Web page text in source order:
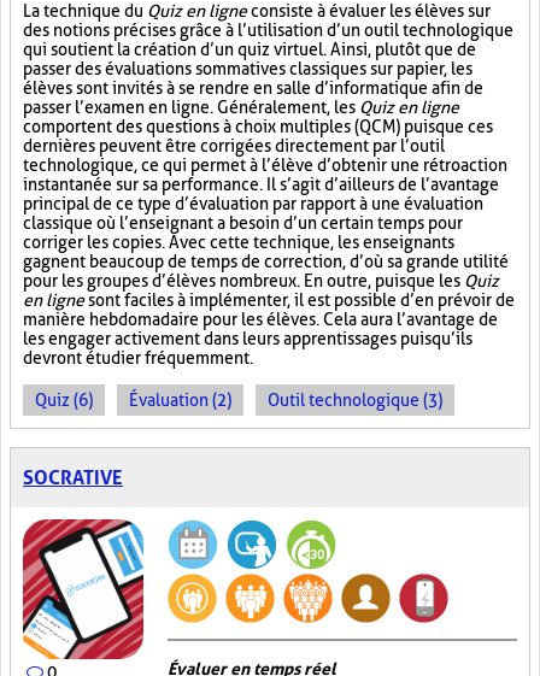
La technique du Quiz en ligneconsiste à évaluer les élèves sur
des notions précises grâce à l’utilisation d’un outil technologique
qui soutient la création d’un quiz virtuel. Ainsi, plutôt que de
passer des évaluations sommatives classiques sur papier, les
élèves sont invités à se rendre en salle d’informatique afin de
passer l’examen en ligne. Généralement, les Quiz en ligne
comportent des questions à choix multiples (QCM) puisque ces
dernières peuvent être corrigées directement par l’outil
technologique, ce qui permet à l’élève d’obtenir une rétroaction
instantanée sur sa performance. Il s’agit d’ailleurs de l’avantage
principal de ce type d’évaluation par rapport à une évaluation
classique où l’enseignant a besoin d’un certain temps pour
corriger les copies. Avec cette technique, les enseignants
gagnent beaucoup de temps de correction, d’où sa grande utilité
pour les groupes d’élèves nombreux. En outre, puisque les Quiz
en lignesont faciles à implémenter, il est possible d’en prévoir de
manière hebdomadaire pour les élèves. Cela aura l’avantage de
les engager activement dans leurs apprentissages puisqu’ils
devront étudier fréquemment.
Quiz (6) Évaluation (2) Outil technologique (3)
SOCRATIVE
0 Évaluer en temps réel